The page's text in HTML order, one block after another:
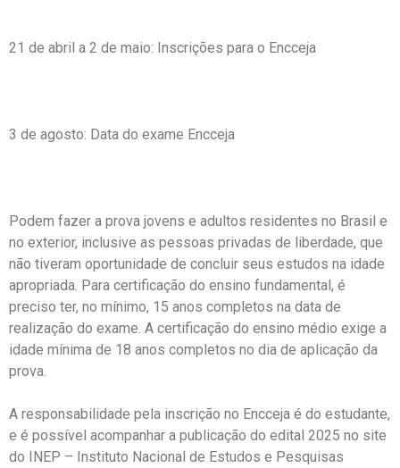
21 de abril a 2 de maio: Inscrições para o Encceja
3 de agosto: Data do exame Encceja
Podem fazer a prova jovens e adultos residentes no Brasil e
no exterior, inclusive as pessoas privadas de liberdade, que
não tiveram oportunidade de concluir seus estudos na idade
apropriada. Para certificação do ensino fundamental, é
preciso ter, no mínimo, 15 anos completos na data de
realização do exame. A certificação do ensino médio exige a
idade mínima de 18 anos completos no dia de aplicação da
prova.
A responsabilidade pela inscrição no Encceja é do estudante,
e é possível acompanhar a publicação do edital 2025 no site
do INEP – Instituto Nacional de Estudos e Pesquisas